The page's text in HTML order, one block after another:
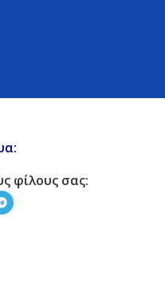
φίλους σας: